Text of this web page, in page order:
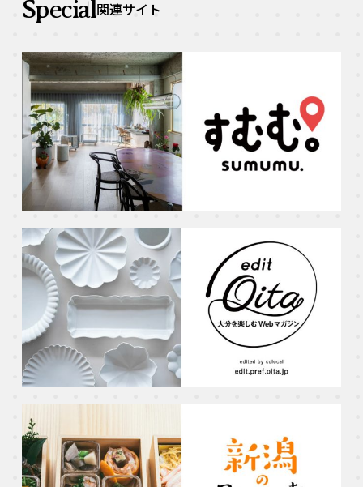
Special関連サイト